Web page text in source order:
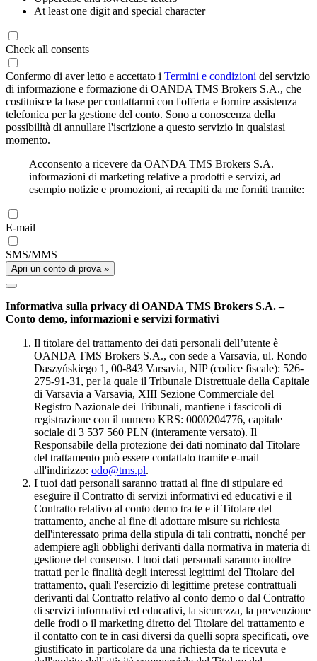
At least one digit and special character
Check all consents
Confermo di aver letto e accettato i Termini e condizioni del servizio
di informazione e formazione di OANDA TMS Brokers S.A., che
costituisce la base per contattarmi con l'offerta e fornire assistenza
telefonica per la gestione del conto. Sono a conoscenza della
possibilità di annullare l'iscrizione a questo servizio in qualsiasi
momento.
Acconsento a ricevere da OANDA TMS Brokers S.A.
informazioni di marketing relative a prodotti e servizi, ad
esempio notizie e promozioni, ai recapiti da me forniti tramite:
E-mail
SMS/MMS
Apri un conto di prova »
Informativa sulla privacy di OANDA TMS Brokers S.A. –
Conto demo, informazioni e servizi formativi
Il titolare del trattamento dei dati personali dell’utente è
OANDA TMS Brokers S.A., con sede a Varsavia, ul. Rondo
Daszyńskiego 1, 00-843 Varsavia, NIP (codice fiscale): 526-
275-91-31, per la quale il Tribunale Distrettuale della Capitale
di Varsavia a Varsavia, XIII Sezione Commerciale del
Registro Nazionale dei Tribunali, mantiene i fascicoli di
registrazione con il numero KRS: 0000204776, capitale
sociale di 3 537 560 PLN (interamente versato). Il
Responsabile della protezione dei dati nominato dal Titolare
del trattamento può essere contattato tramite e-mail
all'indirizzo: odo@tms.pl.
I tuoi dati personali saranno trattati al fine di stipulare ed
eseguire il Contratto di servizi informativi ed educativi e il
Contratto relativo al conto demo tra te e il Titolare del
trattamento, anche al fine di adottare misure su richiesta
dell'interessato prima della stipula di tali contratti, nonché per
adempiere agli obblighi derivanti dalla normativa in materia di
gestione del consenso. I tuoi dati personali saranno inoltre
trattati per le finalità degli interessi legittimi del Titolare del
trattamento, quali l'esercizio di legittime pretese contrattuali
derivanti dal Contratto relativo al conto demo o dal Contratto
di servizi informativi ed educativi, la sicurezza, la prevenzione
delle frodi o il marketing diretto del Titolare del trattamento e
il contatto con te in casi diversi da quelli sopra specificati, ove
giustificato in particolare da una richiesta da te ricevuta e